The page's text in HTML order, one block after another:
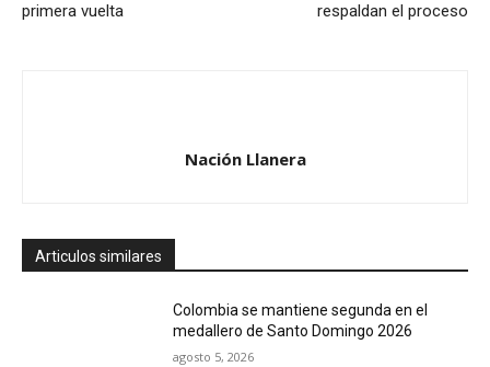
primera vuelta
respaldan el proceso
Nación Llanera
Articulos similares
Colombia se mantiene segunda en el
medallero de Santo Domingo 2026
agosto 5, 2026